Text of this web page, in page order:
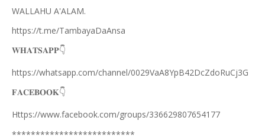
WALLAHU A'ALAM.
https://t.me/TambayaDaAnsa
𝐖𝐇𝐀𝐓𝐒𝐀𝐏𝐏👇
https://whatsapp.com/channel/0029VaA8YpB42DcZdoRuCj3G
𝐅𝐀𝐂𝐄𝐁𝐎𝐎𝐊👇
Https://www.facebook.com/groups/336629807654177
**************************